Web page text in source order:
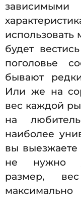
использовать
будет
поголовье
бывают
Или же на
вес каждой
на
наиболее
вы
не нужно
размер,